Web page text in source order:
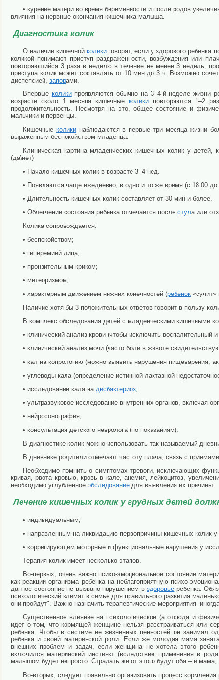
• курение матери во время беременности и после родов
влияния на нервные окончания кишечника малыша.
Диагностика колик
О наличии кишечнойколики говорят, если у здорового
коликой понимают приступ раздраженности, возбуждения или
повторяющийся 3 раза в неделю в течение не менее 3 недель,
приступа колик может составлять от 10 мин до 3 ч. Возможно
диспепсией, запорами.
Впервые коликипроявляются обычно на 3–4-й неделе жизни
возрасте около 1 месяца кишечныеколики повторяются 1–2
продолжительность. Несмотря на это, общее состояние и
мальчики и первенцы.
Кишечные коликинаблюдаются в первые три месяца жизни
выраженным беспокойством младенца.
Клиническая картина младенческих кишечных колик у
(да\нет)
• Начало кишечных колик в возрасте 3–4 нед.
• Появляются чаще ежедневно, в одно и то же время (с 18:00 до
• Длительность кишечных колик составляет от 30 мин и более.
• Облегчение состояния ребенка отмечается после стула или
Колика сопровождается:
• беспокойством;
• гиперемией лица;
• пронзительным криком;
• метеоризмом;
• характерным движением нижних конечностей (ребенок «сучит»
Наличие хотя бы 3 положительных ответов говорит в пользу
В комплекс обследования детей с младенческими кишечными
• клинический анализ крови (чтобы исключить воспалительный
• клинический анализ мочи (часто боли в животе
• кал на копрологию (можно выявить нарушения пищеварения,
• углеводы кала (определение истинной лактазной
• исследование кала на дисбактериоз;
• ультразвуковое исследование внутренних органов, включая
• нейросонография;
• консультация детского невролога (по показаниям).
В диагностике колик можно использовать так называемый
В дневнике родители отмечают частоту плача, связь с
Необходимо помнить о симптомах тревоги, исключающих
кривая, рвота кровью, кровь в кале, анемия, лейкоцитоз,
необходимо углубленное обследование для выявления их причины.
Лечение кишечных колик у грудных детей
• индивидуальным;
• направленным на ликвидацию первопричины кишечных колик у
• корригирующим моторные и функциональные нарушения у
Терапия колик имеет несколько этапов.
Во-первых, очень важно психо-эмоциональное состояние
как реакции организма ребенка на неблагоприятную психо-
данное состояние не вызвано нарушением вздоровье ребенка.
психологический климат в семье для правильного развития
они пройдут". Важно назначить терапевтические мероприятия,
Существенное влияние на психологическое (а отсюда и
идет о том, что кормящей женщине нельзя расстраиваться или
ребенка. Чтобы в системе ее жизненных ценностей он занимал
ребенка и своей материнской роли. Если же молодая мама
внешних проблем и задач, если женщина не хотела этого
включился материнский инстинкт (вследствие применения в
малышом будет непросто. Страдать же от этого будут оба – и мама,
Во-вторых, следует правильно организовать процесс кормления